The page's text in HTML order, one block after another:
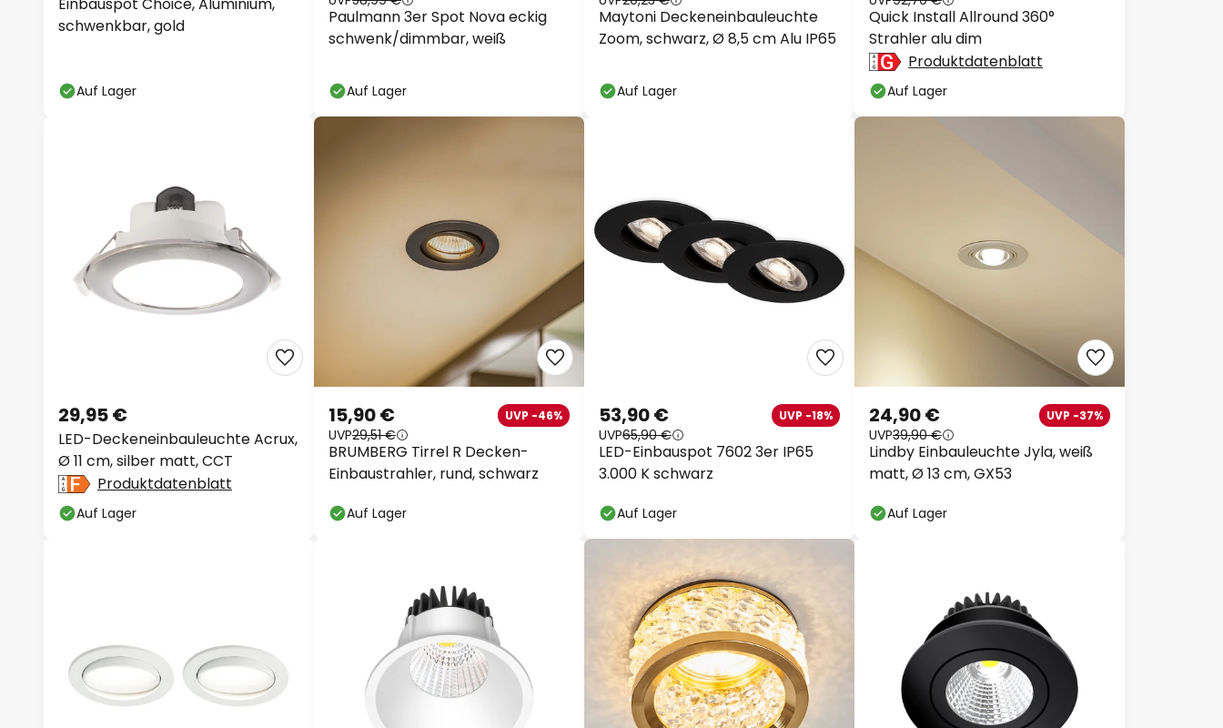
schwenkbar, gold
Auf Lager
Paulmann 3er Spot Nova eckig
schwenk/dimmbar, weiß
Auf Lager
Maytoni Deckeneinbauleuchte
Zoom, schwarz, Ø 8,5 cm Alu IP65
Auf Lager
Quick Install Allround 360°
Strahler alu dim
Produktdatenblatt
Auf Lager
LED-Deckeneinbauleuchte Acrux,
Ø 11 cm, silber matt, CCT
29,95 €
Produktdatenblatt
Auf Lager
BRUMBERG Tirrel R Decken-
Einbaustrahler, rund, schwarz
15,90 € UVP -46%
UVP29,51 €
Auf Lager
LED-Einbauspot 7602 3er IP65
3.000 K schwarz
53,90 € UVP -18%
UVP65,90 €
Auf Lager
Lindby Einbauleuchte Jyla, weiß
matt, Ø 13 cm, GX53
24,90 € UVP -37%
UVP39,90 €
Auf Lager